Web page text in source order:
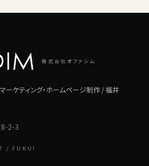
株式会社オファシム
ーケティング・ホームページ制作 / 福井
8-2-3
/ FUKUI